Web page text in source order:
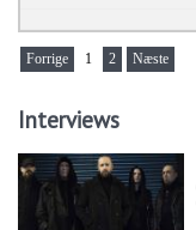
Forrige 1 2 Næste
Interviews